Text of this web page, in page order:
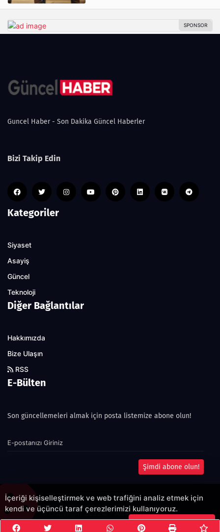
Guncel Haber - Son Dakika Güncel Haberler
Bizi Takip Edin
Kategoriler
Siyaset
Asayiş
Güncel
Teknoloji
Diğer Bağlantılar
Hakkımızda
Bize Ulaşın
RSS
E-Bülten
Son güncellemeleri almak için posta listemize abone olun!
Şimdi abone olun!
Copyright 2022© - Allright reserved.
İçeriği kişiselleştirmek ve web trafiğini analiz etmek için
kendi ve üçüncü taraf çerezlerimizi kullanıyoruz.
Çerezleri Kabul Et